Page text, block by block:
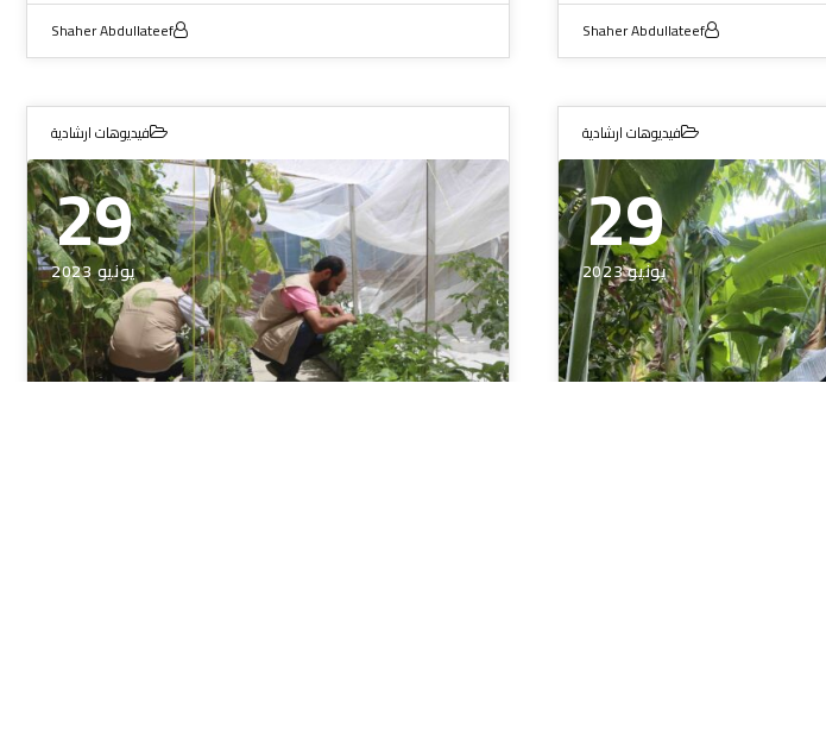
Shaher Abdullateef
Shaher Abdullateef
فيديوهات ارشادية
29
يونيو 2023
فيديوهات ارشادية
29
يونيو 2023